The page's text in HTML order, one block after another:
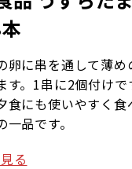
卵に串を通して薄め
す。1串に2個付けで
食にも使いやすく食
品です。
る